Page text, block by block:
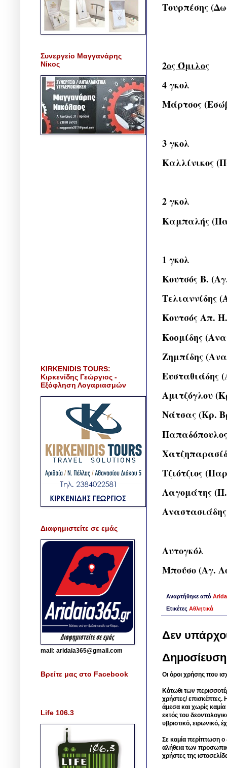
Τουρπέσης
2ος Όμιλος
4 γκολ
Μάρτσος
3 γκολ
Καλλίνικος
2 γκολ
Καμπαλής
1 γκολ
Κουτσός Β.
Τελιαννίδης
Κουτσός Απ.
Κοσμίδης
Ζημπίδης
Ευσταθιάδης
Αμιτζόγλου
Νάτσας (Κρ.
Τζιότζιος
Λαγομάτης
Αυτογκόλ
Μπούσο (Αγ.
Αναρτήθηκε από
Ετικέτες Αθλητικά
Δεν
Οι όροι χρήσης που
Κάτωθι των
χρήστες/ επισκέπτες.
άμεσα και χωρίς
εκτός του
υβριστικό, ειρωνικό,
Σε καμία περίπτωση ο
αλήθεια των
χρήστες της
Συνεργείο Μαγγανάρης
Νίκος
KIRKENIDIS TOURS:
Κιρκενίδης Γεώργιος -
Εξόφληση Λογαριασμών
Διαφημιστείτε σε εμάς
mail: aridaia365@gmail.com
Βρείτε μας στο Facebook
Life 106.3